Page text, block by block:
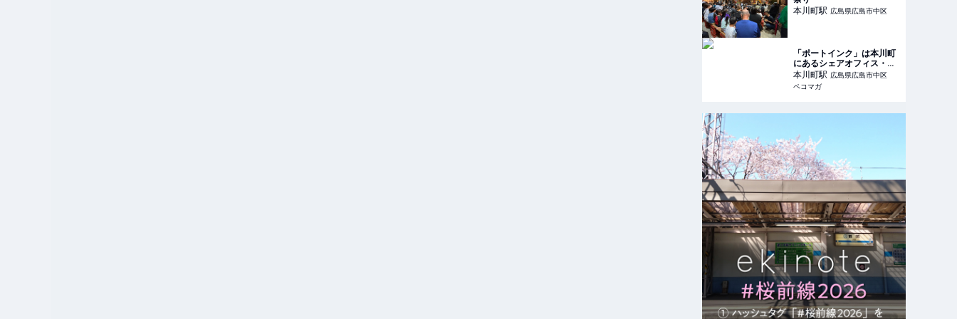
本川町駅 広島県広島市中区
「ポートインク」は本川町
にあるシェアオフィス・コ
ワーキングスペース
本川町駅 広島県広島市中区
ペコマガ